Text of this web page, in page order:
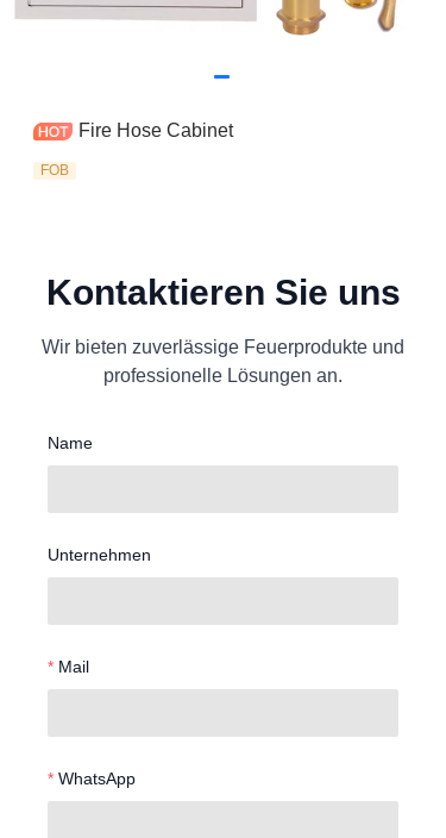
Fire Hose Cabinet
FOB
Kontaktieren Sie uns
Wir bieten zuverlässige Feuerprodukte und
professionelle Lösungen an.
Name
Unternehmen
Mail
WhatsApp